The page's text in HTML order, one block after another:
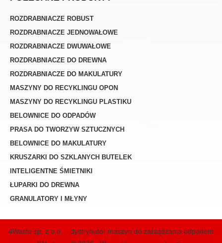
ROZDRABNIACZE ROBUST
ROZDRABNIACZE JEDNOWAŁOWE
ROZDRABNIACZE DWUWAŁOWE
ROZDRABNIACZE DO DREWNA
ROZDRABNIACZE DO MAKULATURY
MASZYNY DO RECYKLINGU OPON
MASZYNY DO RECYKLINGU PLASTIKU
BELOWNICE DO ODPADÓW
PRASA DO TWORZYW SZTUCZNYCH
BELOWNICE DO MAKULATURY
KRUSZARKI DO SZKLANYCH BUTELEK
INTELIGENTNE ŚMIETNIKI
ŁUPARKI DO DREWNA
GRANULATORY I MŁYNY
4Waste sp. z o.o. – dystrybutor maszyn do zarządzania odpadem